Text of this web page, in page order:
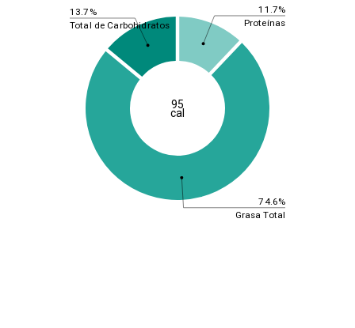
11.7%
74.6%
13.7%
Proteínas
Grasa Total
Total de Carbohidratos
95
cal